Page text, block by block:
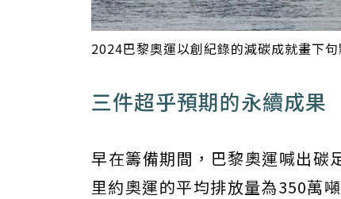
2024巴黎奧運以創紀錄的減碳成就畫下
三件超乎預期的永續成果
早在籌備期間，巴黎奧運喊出碳
里約奧運的平均排放量為350萬